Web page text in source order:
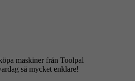
maskiner från Toolpal
så mycket enklare!